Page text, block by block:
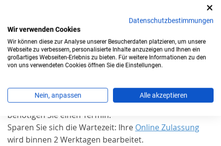
Leaflet
Für die Zulassung Ihres Autos inKyffhäuserkreis
benötigen Sie einen Termin.
Sparen Sie sich die Wartezeit: Ihre Online Zulassung
wird binnen 2 Werktagen bearbeitet.
Datenschutzbestimmungen
Wir verwenden Cookies
Wir können diese zur Analyse unserer Besucherdaten platzieren, um unsere
Webseite zu verbessern, personalisierte Inhalte anzuzeigen und Ihnen ein
großartiges Webseiten-Erlebnis zu bieten. Für weitere Informationen zu den
von uns verwendeten Cookies öffnen Sie die Einstellungen.
Nein, anpassen Alle akzeptieren